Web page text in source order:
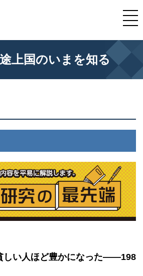
上国のいまを知る
い人ほど豊かになった――198